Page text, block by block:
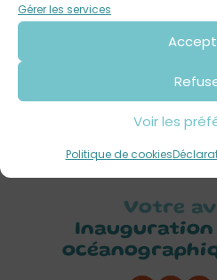
Gérer les services
Voir les
Politique de cookies
Restauration sur place (crêpes
Venez nombreux découvrir
fascinant de la recherche
du Pays
Votre